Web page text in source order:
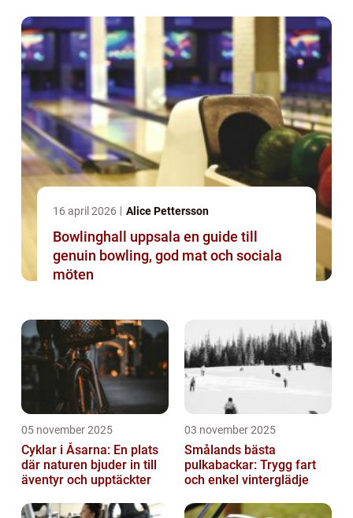
16 april 2026 Alice Pettersson
Bowlinghall uppsala en guide till
genuin bowling, god mat och sociala
möten
05 november 2025
Cyklar i Åsarna: En plats
där naturen bjuder in till
äventyr och upptäckter
03 november 2025
Smålands bästa
pulkabackar: Trygg fart
och enkel vinterglädje